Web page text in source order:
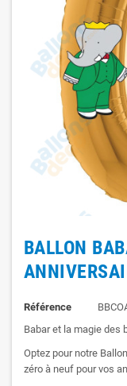
BALLON
Référence
Babar et la magie des
Optez pour notre
zéro à neuf pour vos